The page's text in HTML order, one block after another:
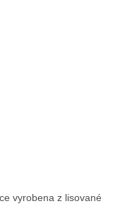
vyrobena z lisované